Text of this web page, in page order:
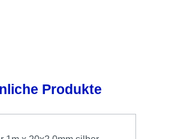
überspringenProdukte